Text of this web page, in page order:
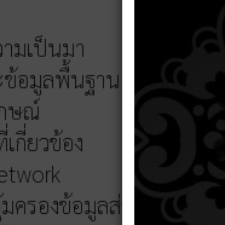
มเป็นมา
ข้อมูลพื้นฐาน
ษณ์
กี่ยวข้อง
ครองข้อมูลส่วนบุคคล